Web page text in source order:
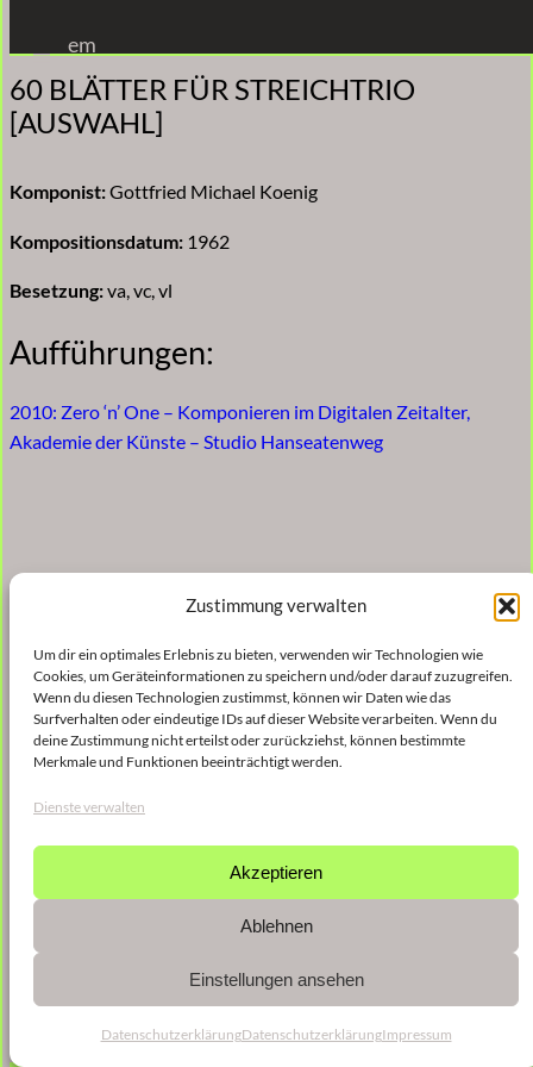
Zustimmung verwalten
Um dir ein optimales Erlebnis zu bieten, verwenden wir Technologien wie
Cookies, um Geräteinformationen zu speichern und/oder darauf zuzugreifen.
Wenn du diesen Technologien zustimmst, können wir Daten wie das
Surfverhalten oder eindeutige IDs auf dieser Website verarbeiten. Wenn du
deine Zustimmung nicht erteilst oder zurückziehst, können bestimmte
Merkmale und Funktionen beeinträchtigt werden.
Dienste verwalten
Akzeptieren
Ablehnen
Einstellungen ansehen
DatenschutzerklärungDatenschutzerklärungImpressum
Inhalt
springen
em
60 BLÄTTER FÜR STREICHTRIO
[AUSWAHL]
Komponist:Gottfried Michael Koenig
Kompositionsdatum: 1962
Besetzung:va, vc, vl
Aufführungen:
2010: Zero ‘n’ One – Komponieren im Digitalen Zeitalter,
Akademie der Künste – Studio Hanseatenweg